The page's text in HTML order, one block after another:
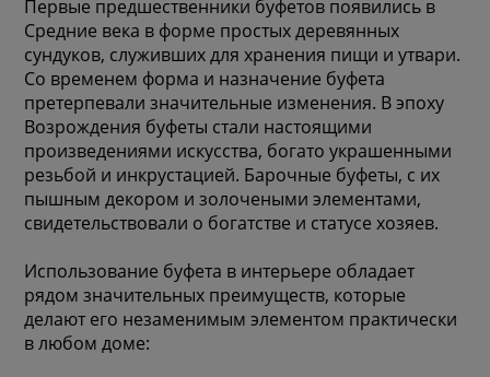
Первые предшественники буфетов появились в
Средние века в форме простых деревянных
сундуков, служивших для хранения пищи и утвари.
Со временем форма и назначение буфета
претерпевали значительные изменения. В эпоху
Возрождения буфеты стали настоящими
произведениями искусства, богато украшенными
резьбой и инкрустацией. Барочные буфеты, с их
пышным декором и золочеными элементами,
свидетельствовали о богатстве и статусе хозяев.
Использование буфета в интерьере обладает
рядом значительных преимуществ, которые
делают его незаменимым элементом практически
в любом доме: